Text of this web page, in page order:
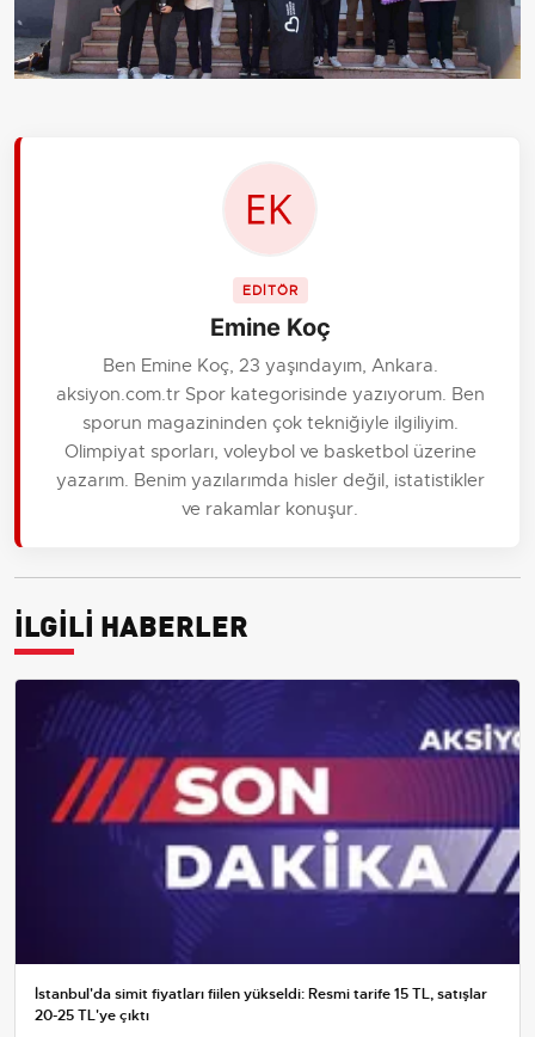
EDİTÖR
Emine Koç
Ben Emine Koç, 23 yaşındayım, Ankara.
aksiyon.com.tr Spor kategorisinde yazıyorum. Ben
sporun magazininden çok tekniğiyle ilgiliyim.
Olimpiyat sporları, voleybol ve basketbol üzerine
yazarım. Benim yazılarımda hisler değil, istatistikler
ve rakamlar konuşur.
İLGİLİ HABERLER
İstanbul'da simit fiyatları fiilen yükseldi: Resmi tarife 15 TL, satışlar
20-25 TL'ye çıktı